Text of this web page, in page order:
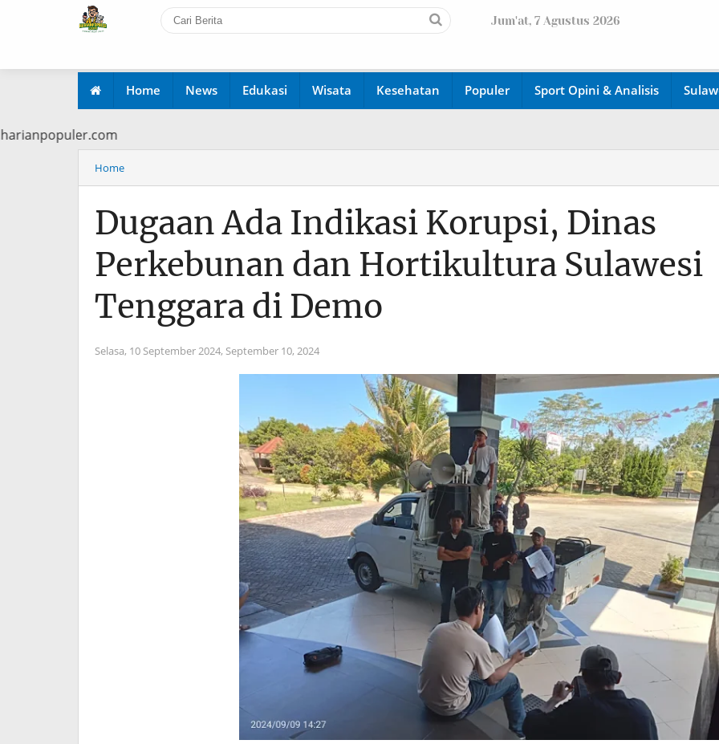
Jum'at, 7 Agustus 2026
Home News Edukasi Wisata Kesehatan Populer Sport Opini & Analisis
Home
Dugaan Ada Indikasi Korupsi, Dinas
Perkebunan dan Hortikultura Sulawesi
Tenggara di Demo
Selasa, 10 September 2024, September 10, 2024